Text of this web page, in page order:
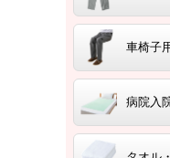
車椅子
病院入